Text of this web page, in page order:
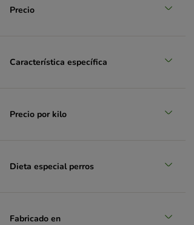
Precio
Característica específica
Precio por kilo
Dieta especial perros
Fabricado en